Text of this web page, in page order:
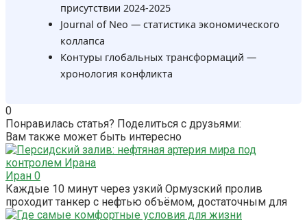
присутствии 2024-2025
Journal of Neo — статистика экономического
коллапса
Контуры глобальных трансформаций —
хронология конфликта
0
Понравилась статья? Поделиться с друзьями:
Вам также может быть интересно
Иран 0
Каждые 10 минут через узкий Ормузский пролив
проходит танкер с нефтью объёмом, достаточным для